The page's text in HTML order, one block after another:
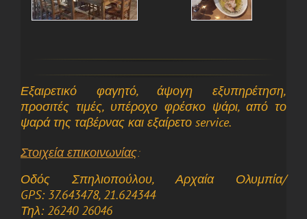
Εξαιρετικό φαγητό, άψογη εξυπηρέτηση,
προσιτές τιμές, υπέροχο φρέσκο ψάρι, από το
ψαρά της ταβέρνας και εξαίρετο service.
Στοιχεία επικοινωνίας:
Οδός Σπηλιοπούλου, Αρχαία Ολυμπία/
GPS: 37.643478, 21.624344
Τηλ: 26240 26046